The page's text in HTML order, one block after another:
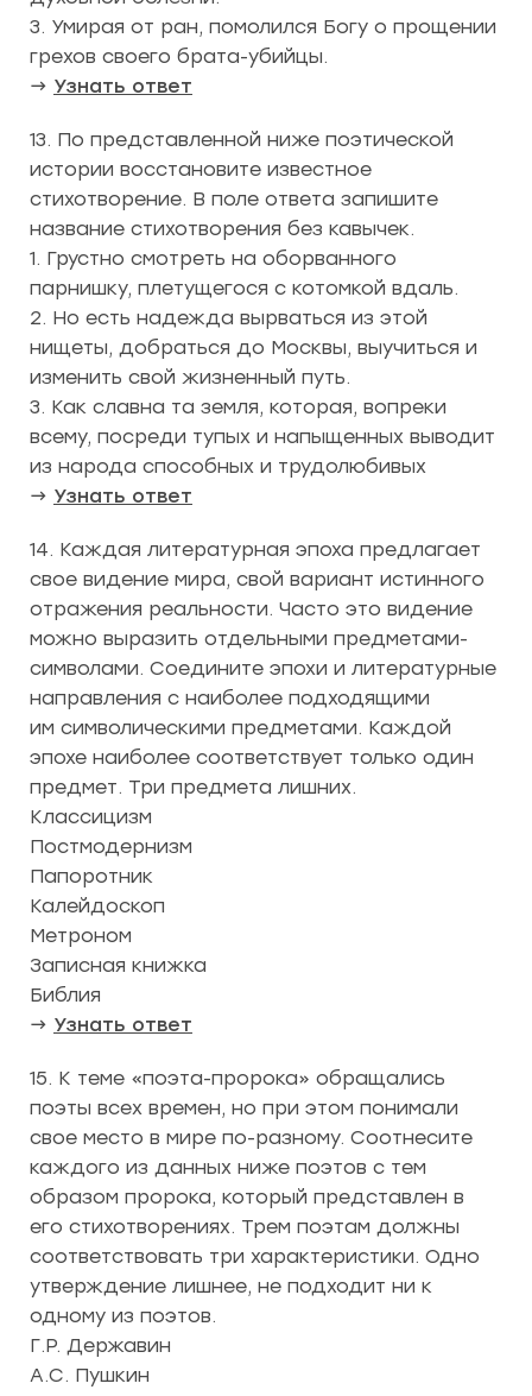
3. Умирая от ран, помолился Богу о прощении
грехов своего брата-убийцы.
→ Узнать ответ
13. По представленной ниже поэтической
истории восстановите известное
стихотворение. В поле ответа запишите
название стихотворения без кавычек.
1. Грустно смотреть на оборванного
парнишку, плетущегося с котомкой вдаль.
2. Но есть надежда вырваться из этой
нищеты, добраться до Москвы, выучиться и
изменить свой жизненный путь.
3. Как славна та земля, которая, вопреки
всему, посреди тупых и напыщенных выводит
из народа способных и трудолюбивых
→ Узнать ответ
14. Каждая литературная эпоха предлагает
свое видение мира, свой вариант истинного
отражения реальности. Часто это видение
можно выразить отдельными предметами-
символами. Соедините эпохи и литературные
направления с наиболее подходящими
им символическими предметами. Каждой
эпохе наиболее соответствует только один
предмет. Три предмета лишних.
Классицизм
Постмодернизм
Папоротник
Калейдоскоп
Метроном
Записная книжка
Библия
→ Узнать ответ
15. К теме «поэта-пророка» обращались
поэты всех времен, но при этом понимали
свое место в мире по-разному. Соотнесите
каждого из данных ниже поэтов с тем
образом пророка, который представлен в
его стихотворениях. Трем поэтам должны
соответствовать три характеристики. Одно
утверждение лишнее, не подходит ни к
одному из поэтов.
Г.Р. Державин
А.С. Пушкин